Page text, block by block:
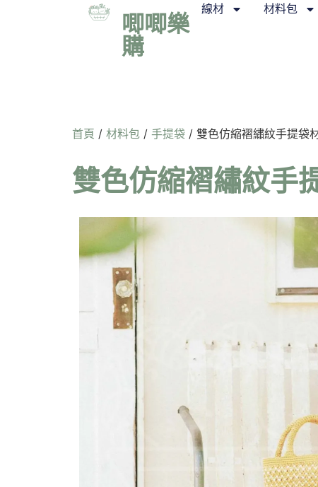
唧唧樂
購
線材 材料包
首頁 / 材料包 / 手提袋 / 雙色仿縮褶繡紋手提袋
雙色仿縮褶繡紋手